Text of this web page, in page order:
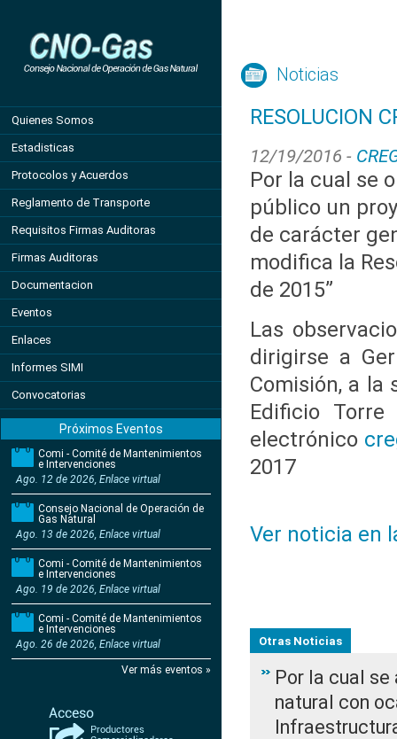
Quienes Somos
Estadisticas
Protocolos y Acuerdos
Reglamento de Transporte
Requisitos Firmas Auditoras
Firmas Auditoras
Documentacion
Eventos
Enlaces
Informes SIMI
Convocatorias
Próximos Eventos
Comi - Comité de Mantenimientos
e Intervenciones
Ago. 12 de 2026, Enlace virtual
Consejo Nacional de Operación de
Gas Natural
Ago. 13 de 2026, Enlace virtual
Comi - Comité de Mantenimientos
e Intervenciones
Ago. 19 de 2026, Enlace virtual
Comi - Comité de Mantenimientos
e Intervenciones
Ago. 26 de 2026, Enlace virtual
Ver más eventos »
Noticias
RESOLUCION
12/19/2016 -
Por la cual se
público un
de carácter
modifica la
de 2015”
Las
dirigirse a
Comisión, a la
Edificio
electrónico
2017
Ver noticia en
Otras Noticias
Por la cual
natural con